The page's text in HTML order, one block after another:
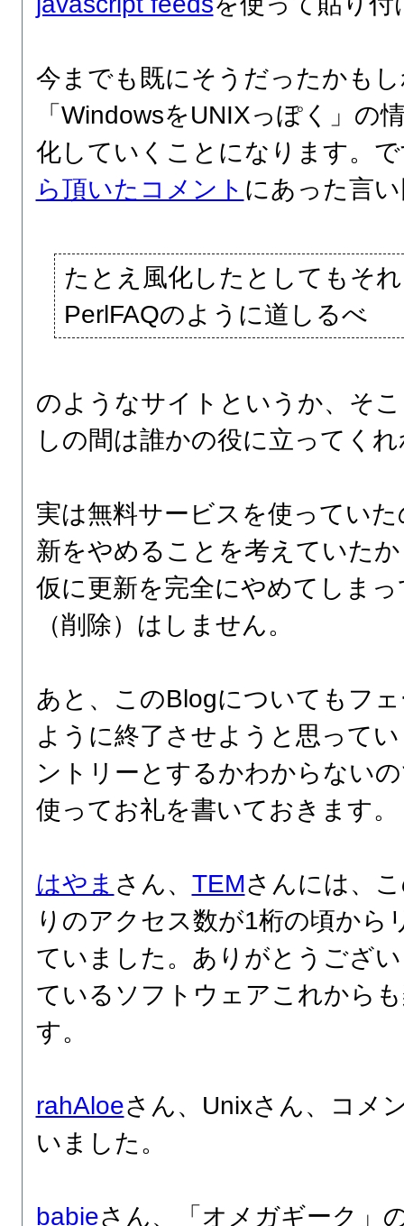
今までも既にそうだったかも
「WindowsをUNIXっぽく」の
化していくことになります。
ら頂いたコメント にあった言
たとえ風化したとしてもそ
PerlFAQのように道しるべ
のようなサイトというか、そ
しの間は誰かの役に立ってく
実は無料サービスを使ってい
新をやめることを考えていた
仮に更新を完全にやめてしま
（削除）はしません。
あと、このBlogについてもフ
ように終了させようと思って
ントリーとするかわからない
使ってお礼を書いておきます。
はやま さん、 TEMさんには、
りのアクセス数が1桁の頃から
ていました。ありがとうござ
ているソフトウェアこれから
す。
rahAloeさん、Unixさん、コメ
いました。
babieさん、「オメガギーク」